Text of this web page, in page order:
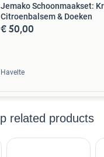
Jemako Schoonmaakset:
Citroenbalsem & Doeken
€ 50,00
Havelte